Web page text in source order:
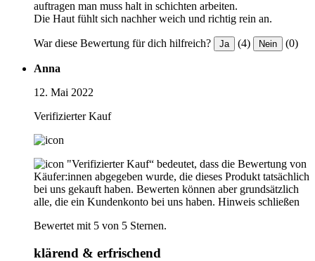
auftragen man muss halt in schichten arbeiten.
Die Haut fühlt sich nachher weich und richtig rein an.
War diese Bewertung für dich hilfreich? Ja (4) Nein (0)
Anna
12. Mai 2022
Verifizierter Kauf
"Verifizierter Kauf“ bedeutet, dass die Bewertung von
Käufer:innen abgegeben wurde, die dieses Produkt tatsächlich
bei uns gekauft haben. Bewerten können aber grundsätzlich
alle, die ein Kundenkonto bei uns haben. Hinweis schließen
Bewertet mit 5 von 5 Sternen.
klärend & erfrischend